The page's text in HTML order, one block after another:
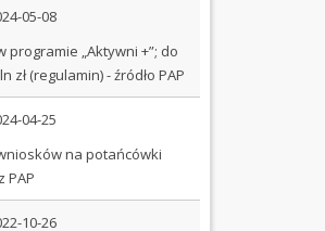
05-08
programie „Aktywni +”; do
zł (regulamin) - źródło PAP
04-25
na potańcówki
PAP
10-26